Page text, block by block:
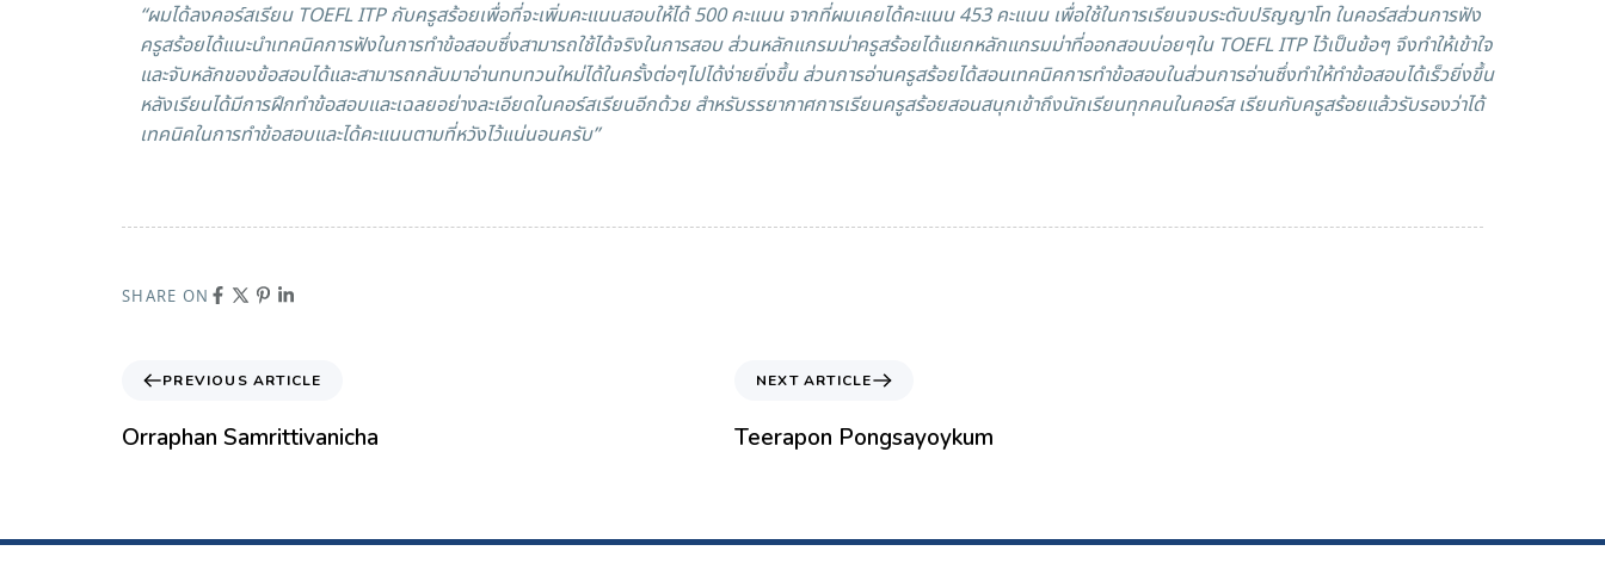
“ผมได้ลงคอร์สเรียน TOEFL ITP กับครูสร้อยเพื่อที่จะเพิ่มคะแนนสอบให้ได้ 500 คะแนน จากที่ผมเคยได้คะแนน 453 คะแนน เพื่อใช้ในการเรียนจบระดับปริญญาโท ในคอร์สส่วนการฟัง
ครูสร้อยได้แนะนำเทคนิคการฟังในการทำข้อสอบซึ่งสามารถใช้ได้จริงในการสอบ ส่วนหลักแกรมม่าครูสร้อยได้แยกหลักแกรมม่าที่ออกสอบบ่อยๆใน TOEFL ITP ไว้เป็นข้อๆ จึงทำให้เข้าใจ
และจับหลักของข้อสอบได้และสามารถกลับมาอ่านทบทวนใหม่ได้ในครั้งต่อๆไปได้ง่ายยิ่งขึ้น ส่วนการอ่านครูสร้อยได้สอนเทคนิคการทำข้อสอบในส่วนการอ่านซึ่งทำให้ทำข้อสอบได้เร็วยิ่งขึ้น
หลังเรียนได้มีการฝึกทำข้อสอบและเฉลยอย่างละเอียดในคอร์สเรียนอีกด้วย สำหรับรรยากาศการเรียนครูสร้อยสอนสนุกเข้าถึงนักเรียนทุกคนในคอร์ส เรียนกับครูสร้อยแล้วรับรองว่าได้
เทคนิคในการทำข้อสอบและได้คะแนนตามที่หวังไว้แน่นอนครับ”
SHARE ON
PREVIOUS ARTICLE
Orraphan Samrittivanicha
NEXT ARTICLE
Teerapon Pongsayoykum